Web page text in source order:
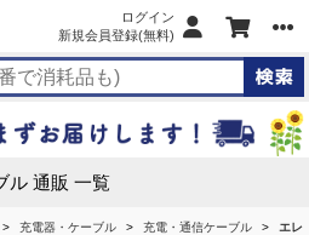
ログイン
新規会員登録(無料)
ル 通販 一覧
充電器・ケーブル 充電・通信ケーブル
エレ